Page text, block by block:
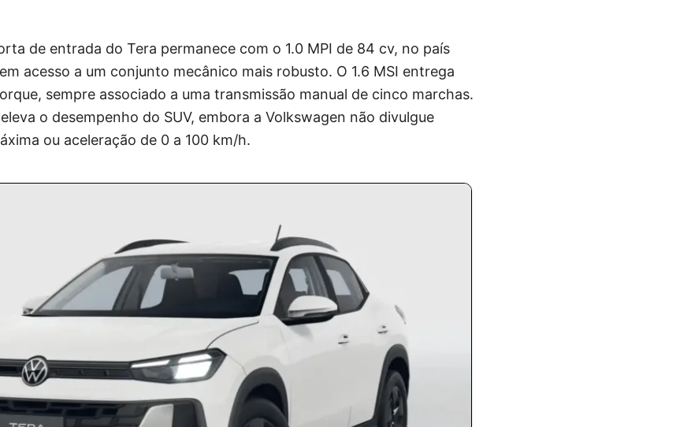
de entrada do Tera permanece com o 1.0 MPI de 84 cv, no país
acesso a um conjunto mecânico mais robusto. O 1.6 MSI entrega
sempre associado a uma transmissão manual de cinco marchas.
o desempenho do SUV, embora a Volkswagen não divulgue
ou aceleração de 0 a 100 km/h.